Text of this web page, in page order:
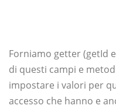
Forniamo getter (getId
di questi campi e
impostare i valori per
accesso che hanno e